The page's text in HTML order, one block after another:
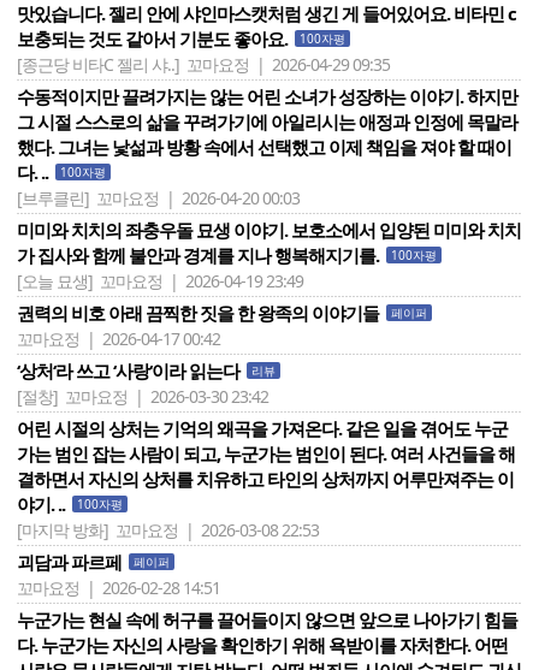
맛있습니다. 젤리 안에 샤인마스캣처럼 생긴 게 들어있어요. 비타민 c
보충되는 것도 같아서 기분도 좋아요.
100자평
[종근당 비타C 젤리 샤..] 꼬마요정 | 2026-04-29 09:35
수동적이지만 끌려가지는 않는 어린 소녀가 성장하는 이야기. 하지만
그 시절 스스로의 삶을 꾸려가기에 아일리시는 애정과 인정에 목말라
했다. 그녀는 낯섦과 방황 속에서 선택했고 이제 책임을 져야 할 때이
다. ..
100자평
[브루클린] 꼬마요정 | 2026-04-20 00:03
미미와 치치의 좌충우돌 묘생 이야기. 보호소에서 입양된 미미와 치치
가 집사와 함께 불안과 경계를 지나 행복해지기를.
100자평
[오늘 묘생] 꼬마요정 | 2026-04-19 23:49
권력의 비호 아래 끔찍한 짓을 한 왕족의 이야기들 페이퍼
꼬마요정 | 2026-04-17 00:42
‘상처‘라 쓰고 ‘사랑‘이라 읽는다 리뷰
[절창] 꼬마요정 | 2026-03-30 23:42
어린 시절의 상처는 기억의 왜곡을 가져온다. 같은 일을 겪어도 누군
가는 범인 잡는 사람이 되고, 누군가는 범인이 된다. 여러 사건들을 해
결하면서 자신의 상처를 치유하고 타인의 상처까지 어루만져주는 이
야기. ..
100자평
[마지막 방화] 꼬마요정 | 2026-03-08 22:53
괴담과 파르페 페이퍼
꼬마요정 | 2026-02-28 14:51
누군가는 현실 속에 허구를 끌어들이지 않으면 앞으로 나아가기 힘들
다. 누군가는 자신의 사랑을 확인하기 위해 욕받이를 자처한다. 어떤